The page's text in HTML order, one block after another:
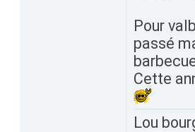
Pour
passé
Cette
Lou